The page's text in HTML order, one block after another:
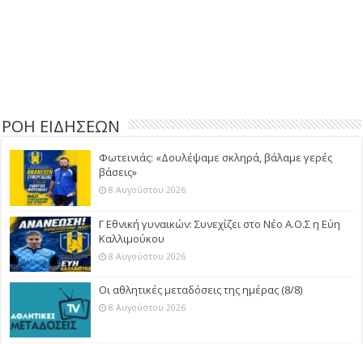
ΡΟΗ ΕΙΔΗΣΕΩΝ
Φωτεινιάς: «Δουλέψαμε σκληρά, βάλαμε γερές
βάσεις»
8 Αυγούστου 2026
Γ Εθνική γυναικών: Συνεχίζει στο Νέο Α.Ο.Σ η Εύη
Καλλιμούκου
8 Αυγούστου 2026
Οι αθλητικές μεταδόσεις της ημέρας (8/8)
8 Αυγούστου 2026